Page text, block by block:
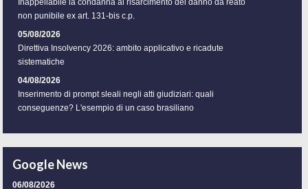
Inappellabile la condanna al risarcimento del danno da reato
non punibile ex art. 131-bis c.p.
05/08/2026
Direttiva Insolvency 2026: ambito applicativo e ricadute
sistematiche
04/08/2026
Inserimento di prompt sleali negli atti giudiziari: quali
conseguenze? L'esempio di un caso brasiliano
Google News
06/08/2026